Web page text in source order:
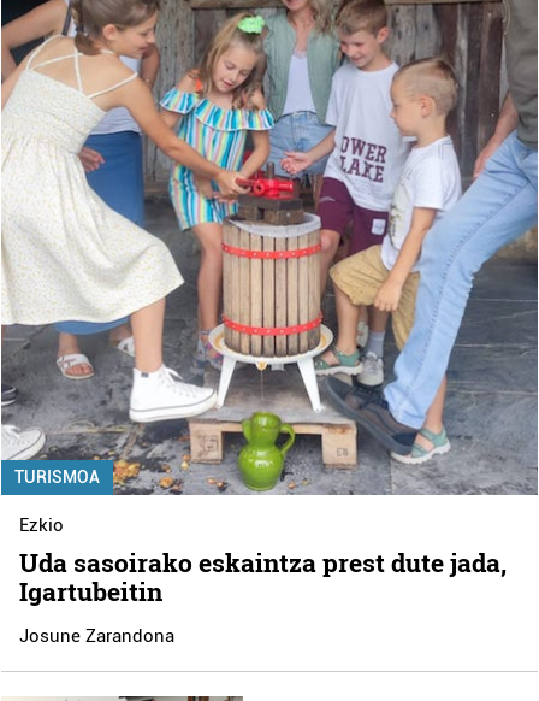
TURISMOA
Ezkio
Uda sasoirako eskaintza prest dute jada,
Igartubeitin
Josune Zarandona